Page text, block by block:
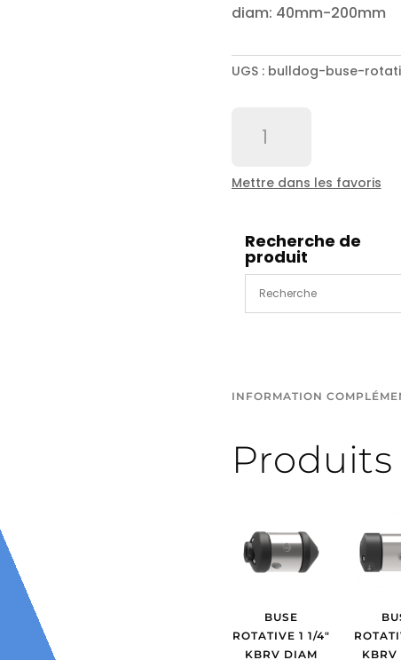
diam: 40mm-200mm
UGS : bulldog-buse-
buse
1/4"KBR
diam:
200mm-
Mettre dans les favoris
Recherche de
produit
INFORMATION
BUSE
ROTATIVE 1 1/4″
KBRV DIAM
KBRV